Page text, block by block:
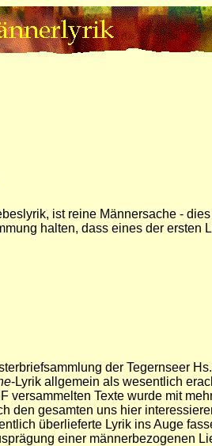
ist reine Männersache -
halten, dass eines der
der Tegernseer
-Lyrik allgemein als wesentlich
versammelten Texte wurde mit
den gesamten uns hier
überlieferte Lyrik ins Auge
einer männerbezogenen